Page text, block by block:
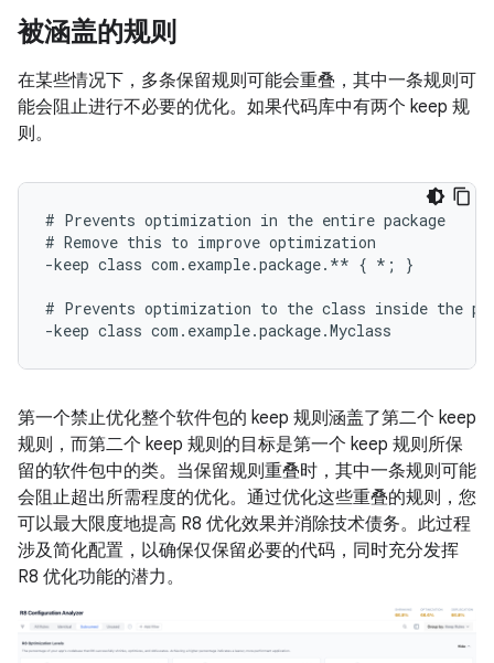
被涵盖的规则
在某些情况下，多条保留规则可能会重叠，其中一条规则可
能会阻止进行不必要的优化。如果代码库中有两个 keep 规
则。
# Prevents optimization in the entire package
# Remove this to improve optimization
-keep class com.example.package.** { *; }
# Prevents optimization to the class inside the
第一个禁止优化整个软件包的 keep 规则涵盖了第二个 keep
规则，而第二个 keep 规则的目标是第一个 keep 规则所保
留的软件包中的类。当保留规则重叠时，其中一条规则可能
会阻止超出所需程度的优化。通过优化这些重叠的规则，您
可以最大限度地提高 R8 优化效果并消除技术债务。此过程
涉及简化配置，以确保仅保留必要的代码，同时充分发挥
R8 优化功能的潜力。